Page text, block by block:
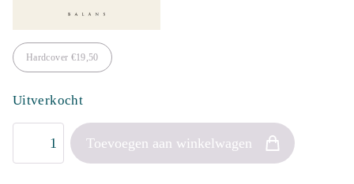
Hardcover €19,50
Uitverkocht
Toevoegen aan winkelwagen